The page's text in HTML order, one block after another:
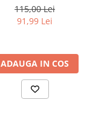
115,00 Lei
91,99 Lei
ADAUGA IN COS